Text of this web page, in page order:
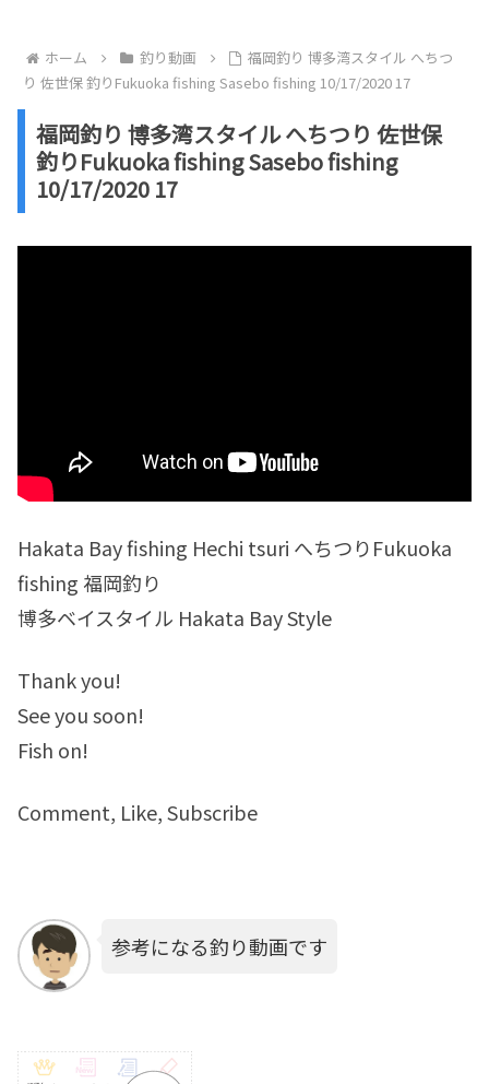
ホーム 釣り動画
福岡釣り 博多湾スタイル へちつ
り 佐世保 釣りFukuoka fishing Sasebo fishing 10/17/2020 17
福岡釣り 博多湾スタイル へちつり 佐世保
釣りFukuoka fishing Sasebo fishing
10/17/2020 17
Hakata Bay fishing Hechi tsuri へちつりFukuoka
fishing 福岡釣り
博多ベイスタイル Hakata Bay Style
Thank you!
See you soon!
Fish on!
Comment, Like, Subscribe
参考になる釣り動画です